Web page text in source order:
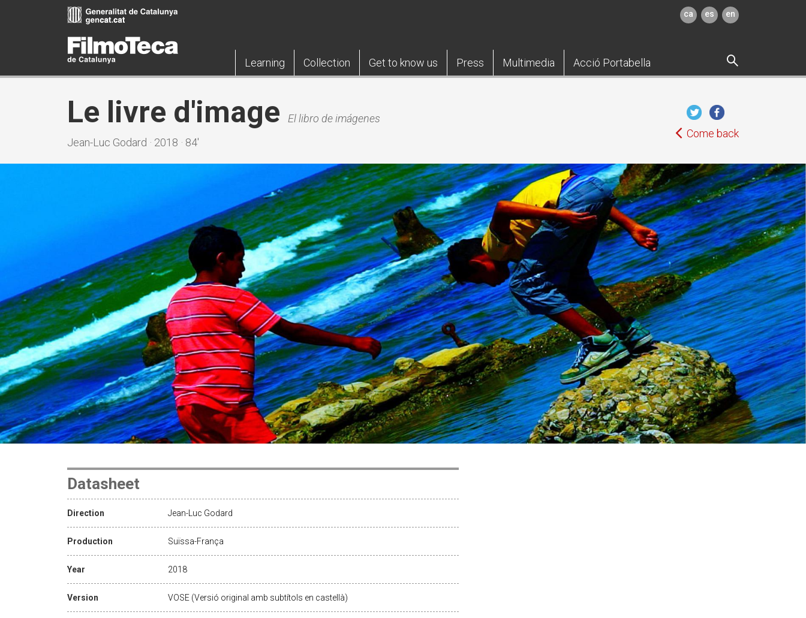
ca es en
Learning Collection Get to know us Press Multimedia Acció Portabella
Le livre d'image
El libro de imágenes
Jean-Luc Godard · 2018 · 84'
Come back
Datasheet
Direction Jean-Luc Godard
Production Suïssa-França
Year 2018
Version VOSE (Versió original amb subtítols en castellà)